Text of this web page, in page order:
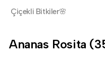
Çiçekli Bitkiler🌸
Ananas Rosita